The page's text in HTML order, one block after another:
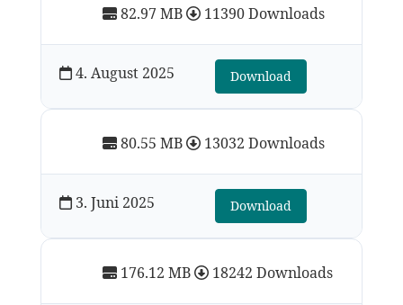
176.12 MB 18242 Downloads
82.97 MB 11390 Downloads
4. August 2025 Download
80.55 MB 13032 Downloads
3. Juni 2025 Download